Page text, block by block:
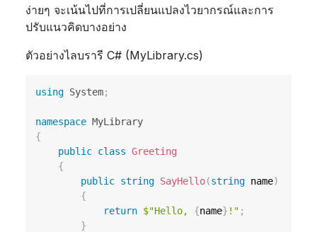
ง่ายๆ จะเน้นไปที่การเปลี่ยนแปลงไวยากรณ์และการ
ปรับแนวคิดบางอย่าง
ตัวอย่างไลบรารี C# (MyLibrary.cs)
using System;
namespace MyLibrary
{
public class Greeting
{
public string SayHello(string name)
{
return $"Hello, {name} !" ;
}